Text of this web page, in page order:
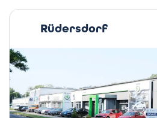
Rüdersdorf